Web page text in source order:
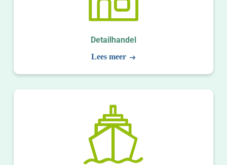
Detailhandel
Lees meer